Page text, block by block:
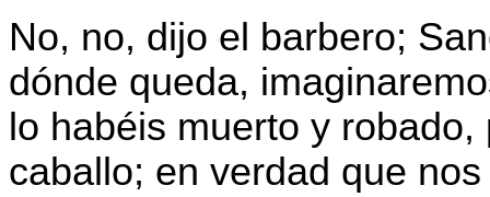
No, no, dijo el barbero;
dónde queda,
lo habéis muerto y
caballo; en verdad que